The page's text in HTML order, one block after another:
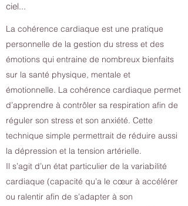
ciel...
La cohérence cardiaque est une pratique
personnelle de la gestion du stress et des
émotions qui entraine de nombreux bienfaits
sur la santé physique, mentale et
émotionnelle. La cohérence cardiaque permet
d’apprendre à contrôler sa respiration afin de
réguler son stress et son anxiété. Cette
technique simple permettrait de réduire aussi
la dépression et la tension artérielle.
Il s’agit d’un état particulier de la variabilité
cardiaque (capacité qu’a le cœur à accélérer
ou ralentir afin de s’adapter à son